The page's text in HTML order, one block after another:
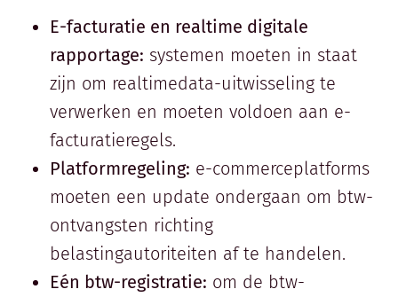
E-facturatie en realtime digitale
rapportage: systemen moeten in staat
zijn om realtimedata-uitwisseling te
verwerken en moeten voldoen aan e-
facturatieregels.
Platformregeling: e-commerceplatforms
moeten een update ondergaan om btw-
ontvangsten richting
belastingautoriteiten af te handelen.
Eén btw-registratie: om de btw-